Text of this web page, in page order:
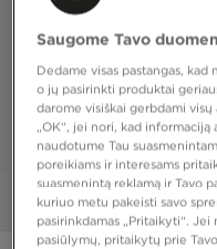
Saugome Tavo
Dedame visas pastangas,
o jų pasirinkti produktai
darome visiškai gerbdami
„OK“, jei nori, kad
naudotume Tau
poreikiams ir interesams
suasmenintą reklamą ir Tavo
kuriuo metu pakeisti savo
pasirinkdamas „Pritaikyti“.
pasiūlymų, pritaikytų prie